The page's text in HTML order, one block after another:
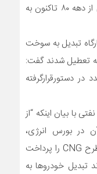
درحالی که تعداد جایگاه های سی.ان.جی از دهه ۸۰ تاکنون به
اینکه در سال های اخیر ۳۵۰ کارگاه تبدیل به سوخت
تعطیل شدند گفت:
دستورقرارگرفته
با بیان اینکه “از
در بورس انرژی،
توانستیم بخشی از مطالبات پیمانکاران طرح CNG را پرداخت
تبدیل خودروها به